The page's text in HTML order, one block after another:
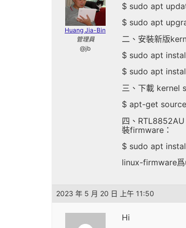
Huang Jia-Bin
管理員
@jb
$ sudo apt
$ sudo apt
二、安裝新版
$ sudo apt
$ sudo apt
三、下載 kernel
$ apt-get
四、
裝firmware：
$ sudo apt
linux-firmware爲
2023 年 5 月 20 日 上午 11:50
Hi